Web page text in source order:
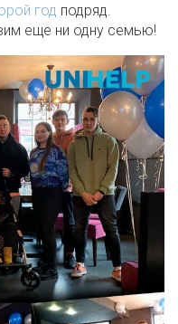
год подряд.
еще ни одну семью!